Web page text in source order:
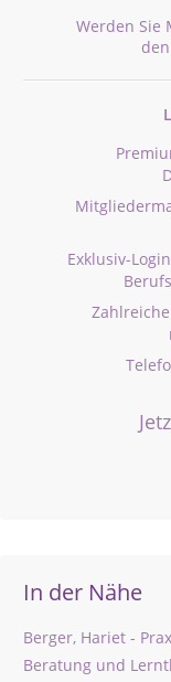
Werden Sie
Exklusiv-
In der Nähe
Berger, Hariet -
Beratung und